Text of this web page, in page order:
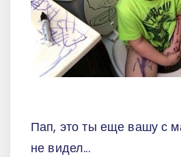
Пап, это ты еще вашу с
не видел...